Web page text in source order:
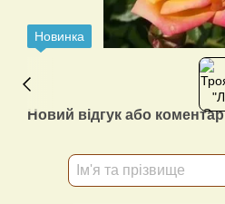
Новинка
Новий відгук або коментар